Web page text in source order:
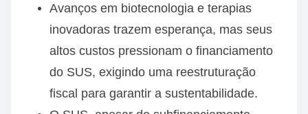
Avanços em biotecnologia e terapias
inovadoras trazem esperança, mas seus
altos custos pressionam o financiamento
do SUS, exigindo uma reestruturação
fiscal para garantir a sustentabilidade.